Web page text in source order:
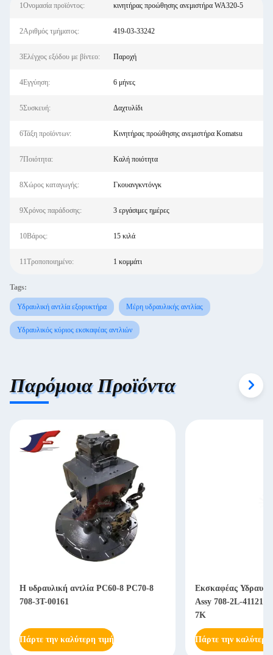
1Ονομασία προϊόντος: κινητήρας προώθησης ανεμιστήρα WA320-5
2Αριθμός τμήματος: 419-03-33242
3Ελέγχος εξόδου με βίντεο: Παροχή
4Εγγύηση: 6 μήνες
5Συσκευή: Δαχτυλίδι
6Τάξη προϊόντων: Κινητήρας προώθησης ανεμιστήρα Komatsu
7Ποιότητα: Καλή ποιότητα
8Χώρος καταγωγής: Γκουανγκντόνγκ
9Χρόνος παράδοσης: 3 εργάσιμες ημέρες
10Βάρος: 15 κιλά
11Τροποποιημένο: 1 κομμάτι
Tags:
Υδραυλική αντλία εξορυκτήρα Μέρη υδραυλικής αντλίας
Υδραυλικός κύριος εκσκαφέας αντλιών
Παρόμοια Προϊόντα
Η υδραυλική αντλία PC60-8 PC70-8
708-3T-00161
Πάρτε την καλύτερη τιμή
Εκσκαφέας
Assy 708-2L-41121
7K
Πάρτε την καλύτερη